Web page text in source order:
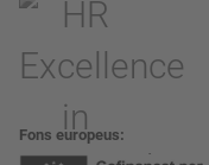
Fons europeus